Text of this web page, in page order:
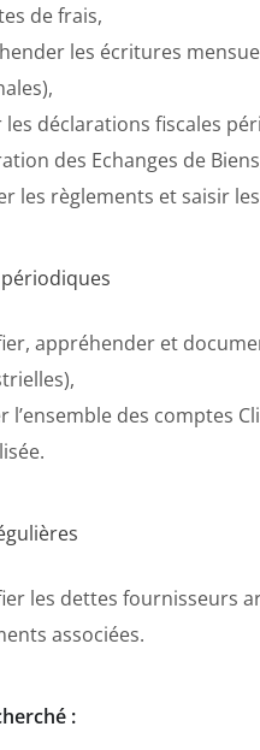
de frais,
les écritures
les déclarations fiscales
des Echanges de
les règlements et saisir
appréhender et
l’ensemble des comptes
les dettes fournisseurs
associées.
: